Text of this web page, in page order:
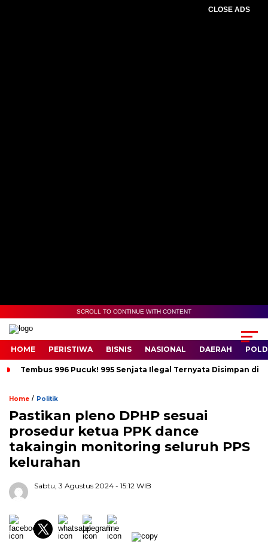
CLOSE ADS
SCROLL TO CONTINUE WITH CONTENT
HOME PERISTIWA BISNIS NASIONAL DAERAH
Tembus 996 Pucuk! 995 Senjata Ilegal Ternyata Disimpan di
Home / Politik
Pastikan pleno DPHP sesuai
prosedur ketua PPK dance
takaingin monitoring seluruh PPS
kelurahan
Sabtu, 3 Agustus 2024 - 15:12 WIB